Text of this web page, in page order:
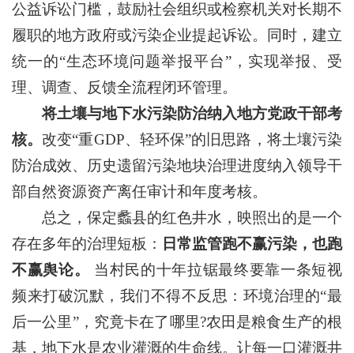
公益诉讼门槛，鼓励社会组织或检察机关对长期不
履职的地方政府或污染企业提起诉讼。同时，建立
统一的“生态环境问题举报平台”，实现举报、受
理、调查、反馈全流程闭环管理。
将土壤与地下水污染防治纳入地方党政干部考
核。改变“重GDP、轻环保”的旧思路，将土壤污染
防治成效、历史遗留污染地块治理进度纳入领导干
部自然资源资产离任审计和年度考核。
总之，保定蠡县的红色井水，映照出的是一个
存在多年的治理短板：
日常监管跑不赢污染，也跑
不赢舆论。
当村民的十年拉锯最终要靠一条短视
频来打破沉默，我们不得不反思：环境治理的“最
后一公里”，究竟卡在了哪里?农田是粮食生产的根
基，地下水是农业灌溉的生命线。让每一口灌溉井